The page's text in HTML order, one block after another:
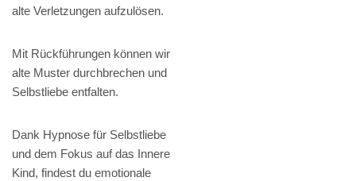
alte Verletzungen aufzulösen.
Mit Rückführungen können wir
alte Muster durchbrechen und
Selbstliebe entfalten.
Dank Hypnose für Selbstliebe
und dem Fokus auf das Innere
Kind, findest du emotionale